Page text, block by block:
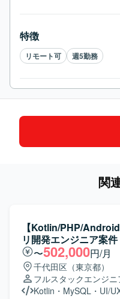
特徴
リモート可 週5勤務
関
【Kotlin/PHP/
リ開発エンジニア案件
〜502,000円/月
千代田区（東京都）
フルスタックエンジニ
Kotlin ・ MySQL ・ UI/